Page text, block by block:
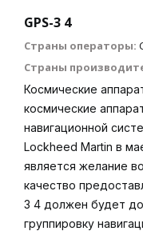
GPS-3 4
Страны операторы:
Страны
Космические
космические
навигационной
Lockheed Martin в
является желание
качество
3 4 должен будет
группировку